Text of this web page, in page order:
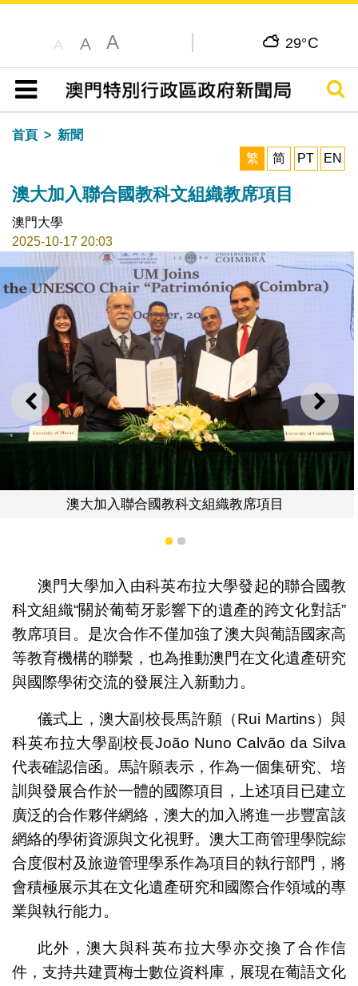
A A A 29°C
目錄
搜尋
首頁
新聞
繁
简 PT EN
澳大加入聯合國教科文組織教席項目
澳門大學
2025-10-17 20:03
上一則 下一
澳大與科英布拉大學共建賈梅士數位
1 2
澳門大學加入由科英布拉大學發起的聯合國教
科文組織“關於葡萄牙影響下的遺產的跨文化對話”
教席項目。是次合作不僅加強了澳大與葡語國家高
等教育機構的聯繫，也為推動澳門在文化遺產研究
與國際學術交流的發展注入新動力。
儀式上，澳大副校長馬許願（Rui Martins）與
科英布拉大學副校長João Nuno Calvão da Silva
代表確認信函。馬許願表示，作為一個集研究、培
訓與發展合作於一體的國際項目，上述項目已建立
廣泛的合作夥伴網絡，澳大的加入將進一步豐富該
網絡的學術資源與文化視野。澳大工商管理學院綜
合度假村及旅遊管理學系作為項目的執行部門，將
會積極展示其在文化遺產研究和國際合作領域的專
業與執行能力。
此外，澳大與科英布拉大學亦交換了合作信
件，支持共建賈梅士數位資料庫，展現在葡語文化